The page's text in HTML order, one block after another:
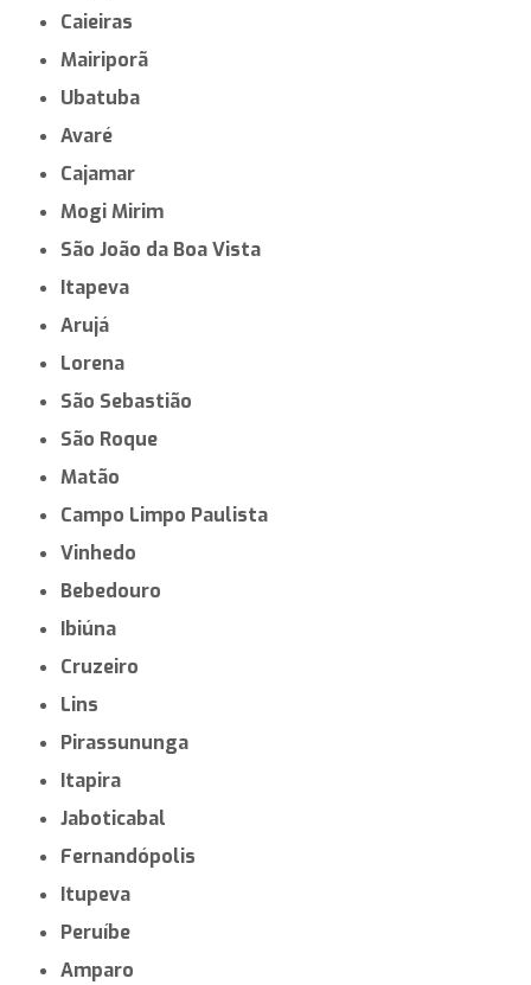
Caieiras
Mairiporã
Ubatuba
Avaré
Cajamar
Mogi Mirim
São João da Boa Vista
Itapeva
Arujá
Lorena
São Sebastião
São Roque
Matão
Campo Limpo Paulista
Vinhedo
Bebedouro
Ibiúna
Cruzeiro
Lins
Pirassununga
Itapira
Jaboticabal
Fernandópolis
Itupeva
Peruíbe
Amparo